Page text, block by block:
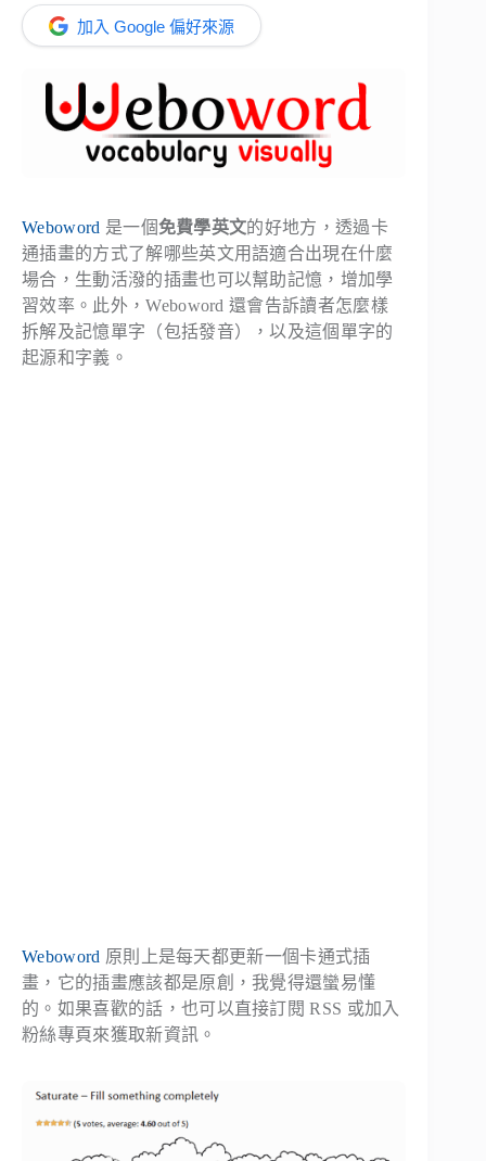
加入 Google 偏好來源
Weboword 是一個免費學英文的好地方，透過卡
通插畫的方式了解哪些英文用語適合出現在什麼
場合，生動活潑的插畫也可以幫助記憶，增加學
習效率。此外，Weboword 還會告訴讀者怎麼樣
拆解及記憶單字（包括發音），以及這個單字的
起源和字義。
Weboword 原則上是每天都更新一個卡通式插
畫，它的插畫應該都是原創，我覺得還蠻易懂
的。如果喜歡的話，也可以直接訂閱 RSS 或加入
粉絲專頁來獲取新資訊。